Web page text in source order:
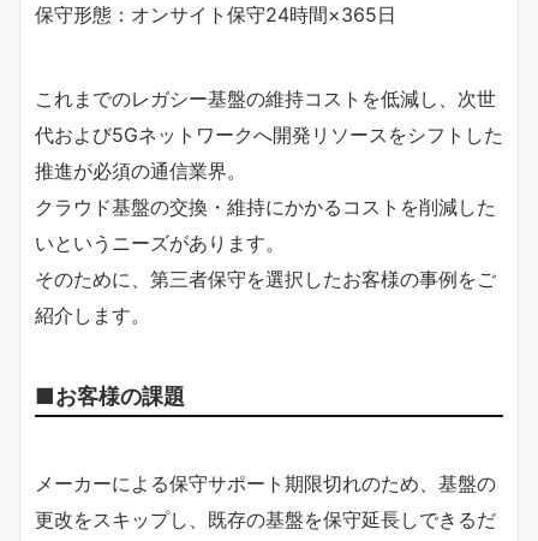
保守形態：オンサイト保守24時間×365日
これまでのレガシー基盤の維持コストを低減し、次世
代および5Gネットワークへ開発リソースをシフトした
推進が必須の通信業界。
クラウド基盤の交換・維持にかかるコストを削減した
いというニーズがあります。
そのために、第三者保守を選択したお客様の事例をご
紹介します。
■お客様の課題
メーカーによる保守サポート期限切れのため、基盤の
更改をスキップし、既存の基盤を保守延長しできるだ